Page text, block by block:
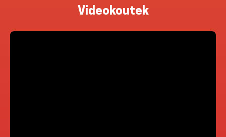
Videokoutek